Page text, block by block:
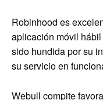
Robinhood es
aplicación móvil
sido hundida por su
su servicio en
Webull compite